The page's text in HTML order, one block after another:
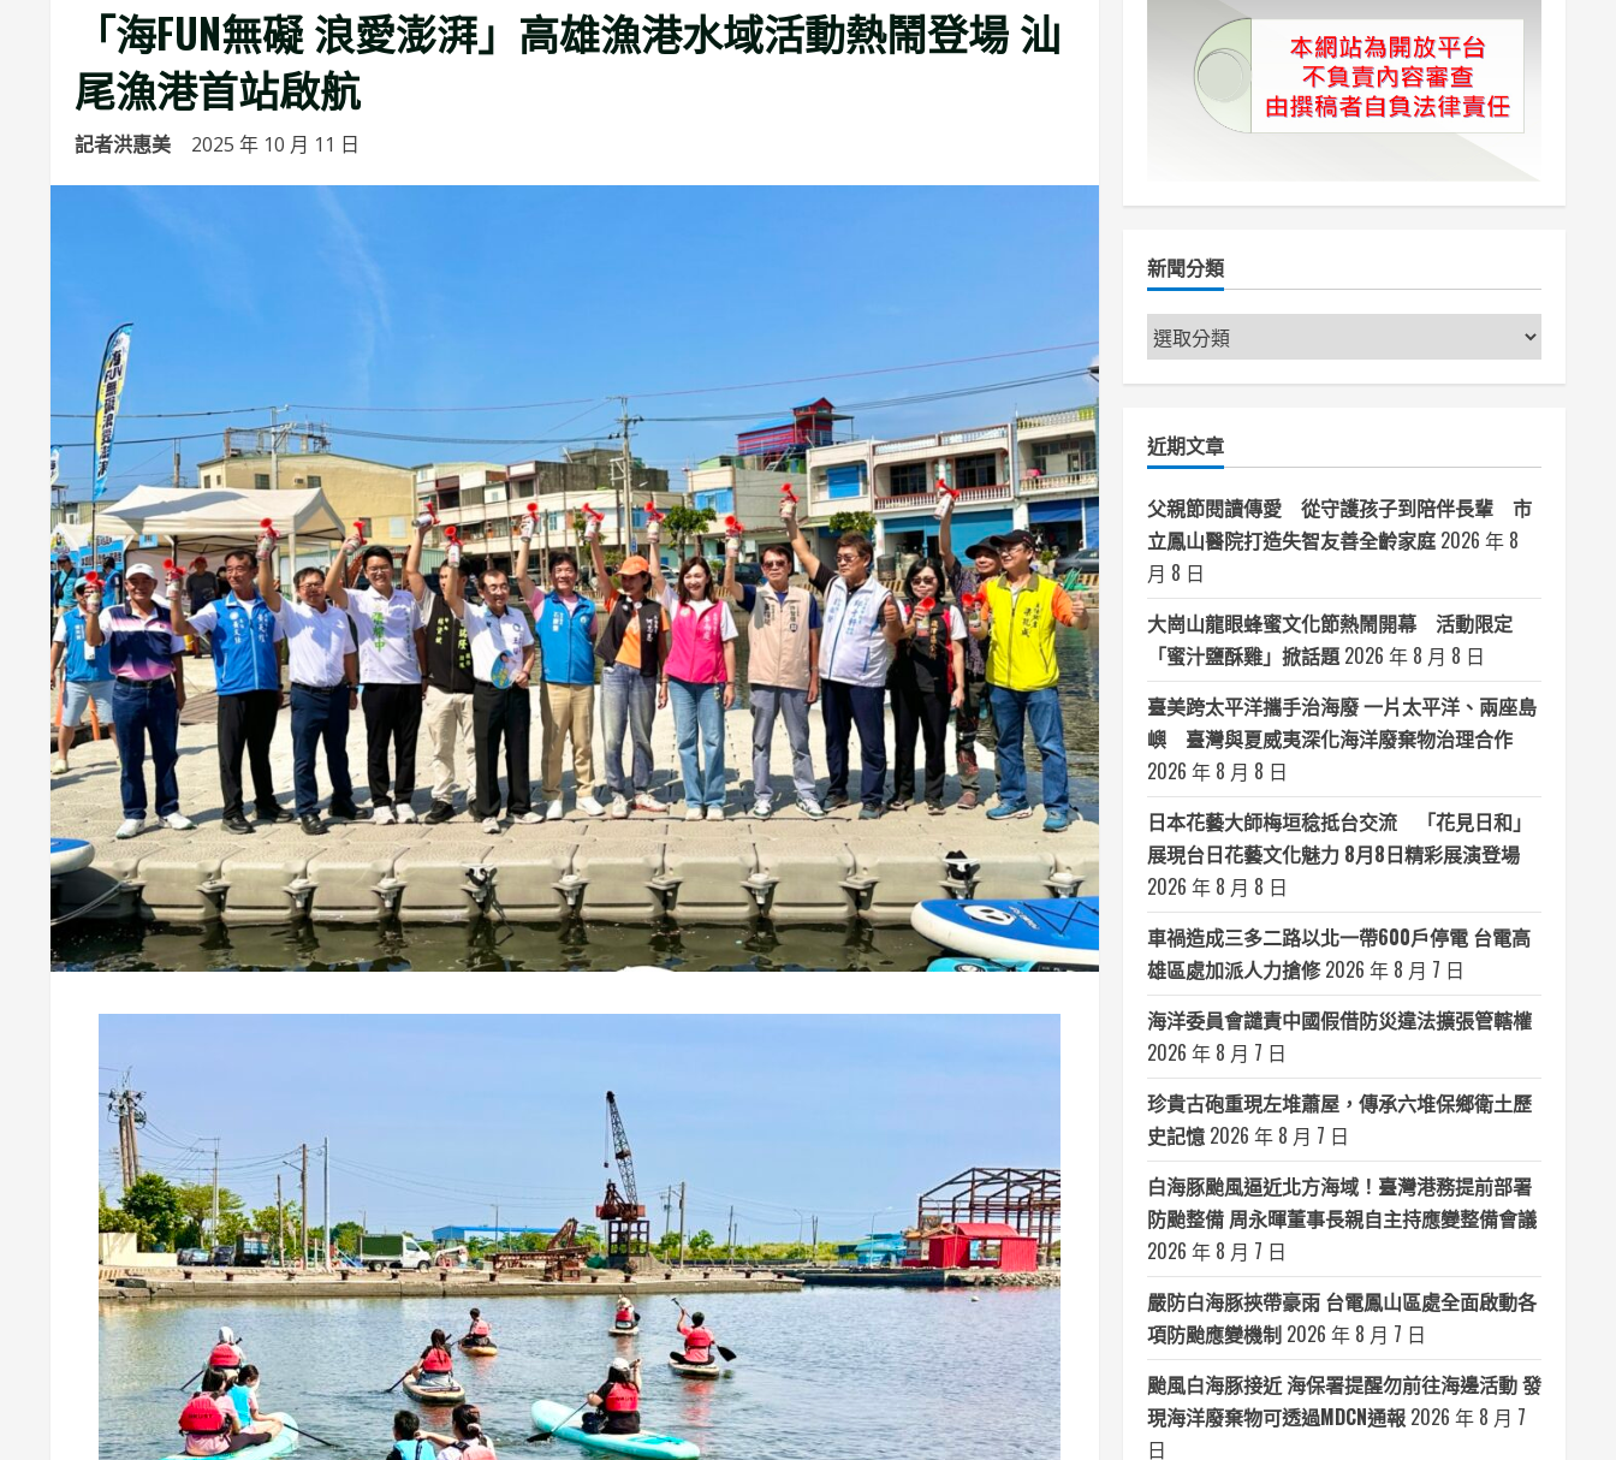
「海FUN無礙 浪愛澎湃」高雄漁港水域活動熱鬧登場 汕
尾漁港首站啟航
記者洪惠美 2025 年 10 月 11 日
新聞分類
新
聞
分
近期文章
父親節閱讀傳愛 從守護孩子到陪伴長輩 市
立鳳山醫院打造失智友善全齡家庭 2026 年 8
月 8 日
大崗山龍眼蜂蜜文化節熱鬧開幕 活動限定
「蜜汁鹽酥雞」掀話題 2026 年 8 月 8 日
臺美跨太平洋攜手治海廢 一片太平洋、兩座島
嶼 臺灣與夏威夷深化海洋廢棄物治理合作
2026 年 8 月 8 日
日本花藝大師梅垣稔抵台交流 「花見日和」
展現台日花藝文化魅力 8月8日精彩展演登場
2026 年 8 月 8 日
車禍造成三多二路以北一帶600戶停電 台電高
雄區處加派人力搶修 2026 年 8 月 7 日
海洋委員會譴責中國假借防災違法擴張管轄權
2026 年 8 月 7 日
珍貴古砲重現左堆蕭屋，傳承六堆保鄉衛土歷
史記憶 2026 年 8 月 7 日
白海豚颱風逼近北方海域！臺灣港務提前部署
防颱整備 周永暉董事長親自主持應變整備會議
2026 年 8 月 7 日
嚴防白海豚挾帶豪雨 台電鳳山區處全面啟動各
項防颱應變機制 2026 年 8 月 7 日
颱風白海豚接近 海保署提醒勿前往海邊活動 發
現海洋廢棄物可透過MDCN通報 2026 年 8 月 7
日